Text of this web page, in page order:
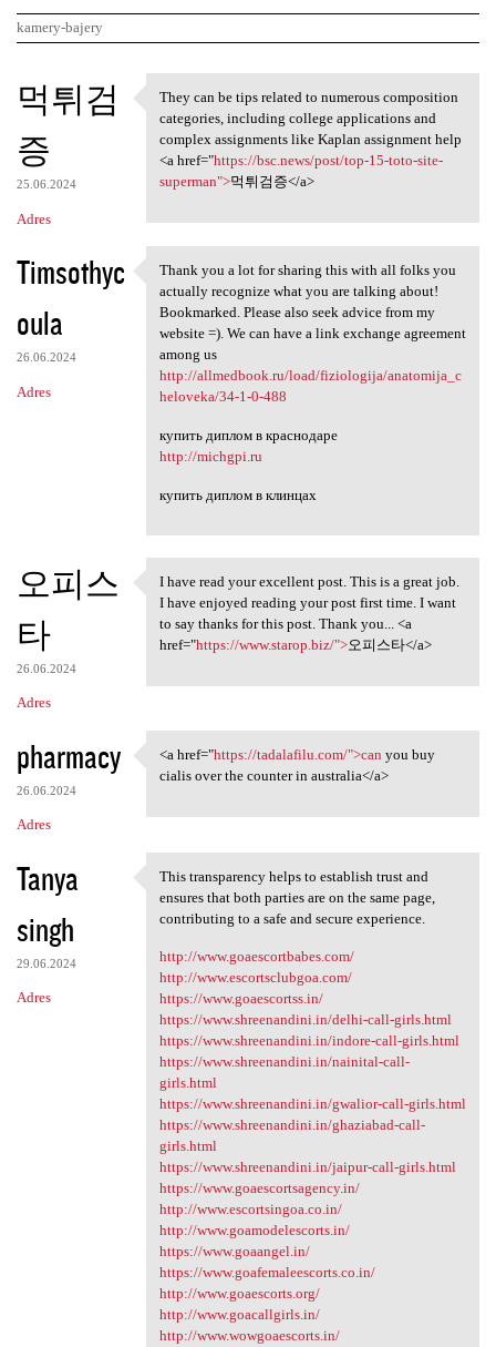
kamery-bajery
K
o
m
e
n
a
z
e
먹튀검
증
25.06.2024
Adres
They can be tips related to
They can be tips related to numerous composition
categories, including college applications and
complex assignments like Kaplan assignment help
<a href="https://bsc.news/post/top-15-toto-site-
superman">먹튀검증</a>
Timsothyc
oula
26.06.2024
Adres
Thank you a lot for sharing
Thank you a lot for sharing this with all folks you
actually recognize what you are talking about!
Bookmarked. Please also seek advice from my
website =). We can have a link exchange agreement
among us
http://allmedbook.ru/load/fiziologija/anatomija_c
heloveka/34-1-0-488
купить диплом в краснодаре
http://michgpi.ru
купить диплом в клинцах
오피스
타
26.06.2024
Adres
I have read your excellent
I have read your excellent post. This is a great job.
I have enjoyed reading your post first time. I want
to say thanks for this post. Thank you... <a
href="https://www.starop.biz/">오피스타</a>
pharmacy
26.06.2024
Adres
<a href="https://tadalafilu
<a href="https://tadalafilu.com/">can you buy
cialis over the counter in australia</a>
Tanya
singh
29.06.2024
Adres
This transparency helps to
This transparency helps to establish trust and
ensures that both parties are on the same page,
contributing to a safe and secure experience.
http://www.goaescortbabes.com/
http://www.escortsclubgoa.com/
https://www.goaescortss.in/
https://www.shreenandini.in/delhi-call-girls.html
https://www.shreenandini.in/indore-call-girls.html
https://www.shreenandini.in/nainital-call-
girls.html
https://www.shreenandini.in/gwalior-call-girls.html
https://www.shreenandini.in/ghaziabad-call-
girls.html
https://www.shreenandini.in/jaipur-call-girls.html
https://www.goaescortsagency.in/
http://www.escortsingoa.co.in/
http://www.goamodelescorts.in/
https://www.goaangel.in/
https://www.goafemaleescorts.co.in/
http://www.goaescorts.org/
http://www.goacallgirls.in/
http://www.wowgoaescorts.in/